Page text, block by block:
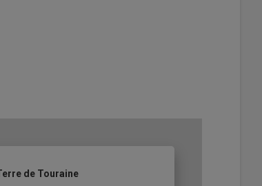
de Touraine